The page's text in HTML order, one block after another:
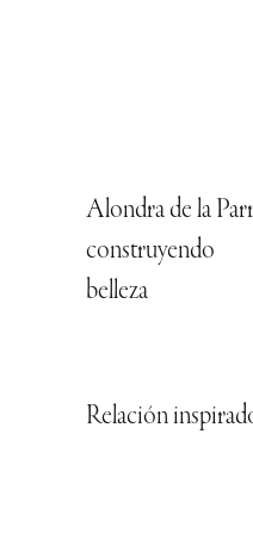
Alondra de la
construyendo
belleza
Relación